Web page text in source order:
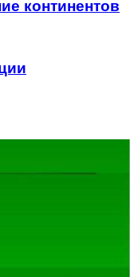
континентов